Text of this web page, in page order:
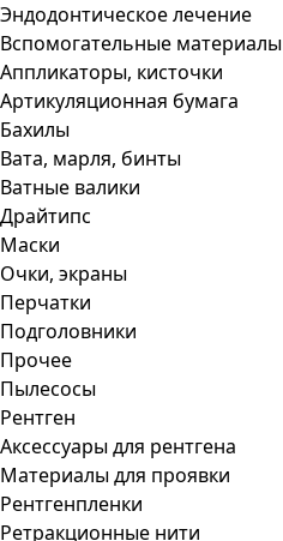
Эндодонтическое лечение
Вспомогательные материалы
Аппликаторы, кисточки
Артикуляционная бумага
Бахилы
Вата, марля, бинты
Ватные валики
Драйтипс
Маски
Очки, экраны
Перчатки
Подголовники
Прочее
Пылесосы
Рентген
Аксессуары для рентгена
Материалы для проявки
Рентгенпленки
Ретракционные нити